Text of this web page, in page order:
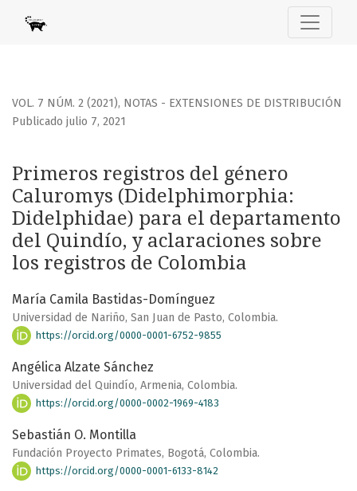
Primeros registros del género Caluromys
VOL. 7 NÚM. 2 (2021), NOTAS - EXTENSIONES DE DISTRIBUCIÓN
Primeros registros del género
Caluromys (Didelphimorphia:
Didelphidae) para el departamento
del Quindío, y aclaraciones sobre
los registros de Colombia
Publicado julio 7, 2021
María Camila Bastidas-Domínguez
Universidad de Nariño, San Juan de Pasto, Colombia.
https://orcid.org/0000-0001-6752-9855
Angélica Alzate Sánchez
Universidad del Quindío, Armenia, Colombia.
https://orcid.org/0000-0002-1969-4183
Sebastián O. Montilla
Fundación Proyecto Primates, Bogotá, Colombia.
https://orcid.org/0000-0001-6133-8142